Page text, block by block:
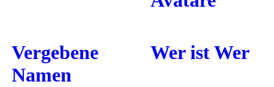
Vergebene
Namen
Wer ist Wer